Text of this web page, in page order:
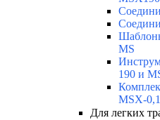
MS
190 и
MSX-
Для легких